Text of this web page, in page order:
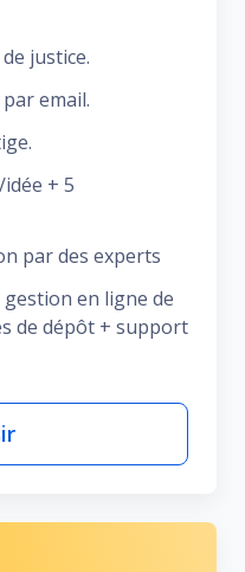
justice.
email.
+ 5
par des experts
en ligne de
de dépôt + support